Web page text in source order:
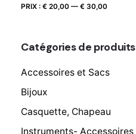
Prix
Prix
PRIX : € 20,00 — € 30,00
Catégories de produits
Accessoires et Sacs
Bijoux
Casquette, Chapeau
Instruments- Accessoires